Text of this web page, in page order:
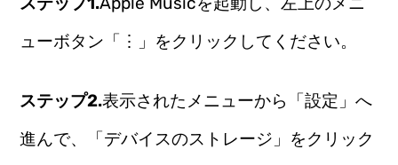
ューボタン「⋮」をクリックしてください。
ステップ2.表示されたメニューから「設定」へ
進んで、「デバイスのストレージ」をクリック